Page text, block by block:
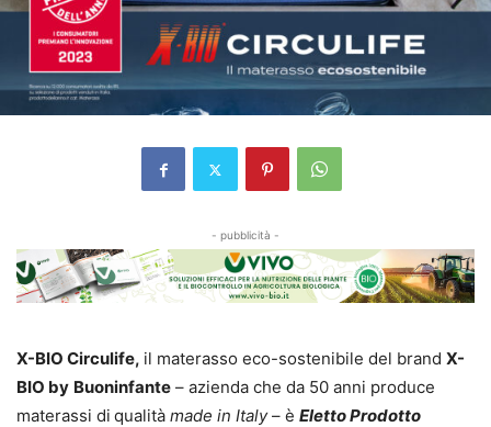
- pubblicità -
X-BIO Circulife, il materasso eco-sostenibile del brand X-
BIO by Buoninfante – azienda che da 50 anni produce
materassi di qualità made in Italy – è Eletto Prodotto